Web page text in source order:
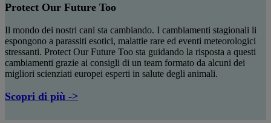
Protect Our Future Too
Il mondo dei nostri cani sta cambiando. I cambiamenti stagionali li
espongono a parassiti esotici, malattie rare ed eventi meteorologici
stressanti. Protect Our Future Too sta guidando la risposta a questi
cambiamenti grazie ai consigli di un team formato da alcuni dei
migliori scienziati europei esperti in salute degli animali.
Scopri di più ->